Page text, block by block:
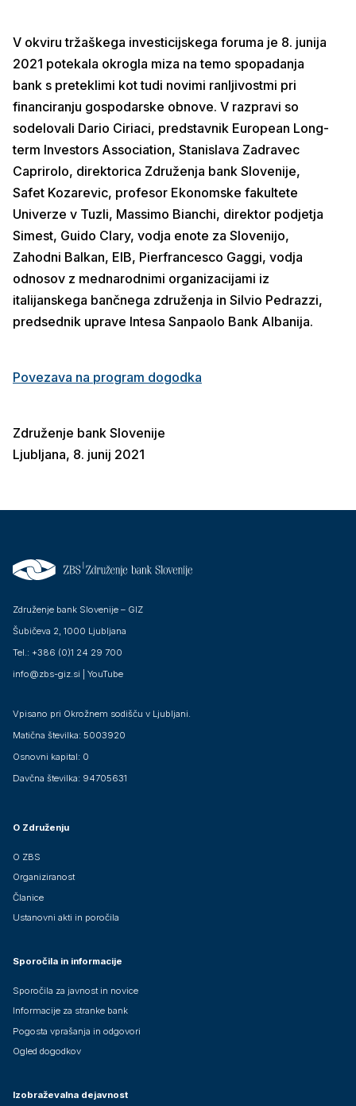
V okviru tržaškega investicijskega foruma je 8. junija
2021 potekala okrogla miza na temo spopadanja
bank s preteklimi kot tudi novimi ranljivostmi pri
financiranju gospodarske obnove. V razpravi so
sodelovali Dario Ciriaci, predstavnik European Long-
term Investors Association, Stanislava Zadravec
Caprirolo, direktorica Združenja bank Slovenije,
Safet Kozarevic, profesor Ekonomske fakultete
Univerze v Tuzli, Massimo Bianchi, direktor podjetja
Simest, Guido Clary, vodja enote za Slovenijo,
Zahodni Balkan, EIB, Pierfrancesco Gaggi, vodja
odnosov z mednarodnimi organizacijami iz
italijanskega bančnega združenja in Silvio Pedrazzi,
predsednik uprave Intesa Sanpaolo Bank Albanija.
Povezava na program dogodka
Združenje bank Slovenije
Ljubljana, 8. junij 2021
Združenje bank Slovenije – GIZ
Šubičeva 2, 1000 Ljubljana
Tel.: +386 (0)1 24 29 700
info@zbs-giz.si
YouTube
Vpisano pri Okrožnem sodišču v Ljubljani.
Matična številka: 5003920
Osnovni kapital: 0
Davčna številka: 94705631
O Združenju
O ZBS
Organiziranost
Članice
Ustanovni akti in poročila
Sporočila in informacije
Sporočila za javnost in novice
Informacije za stranke bank
Pogosta vprašanja in odgovori
Ogled dogodkov
Izobraževalna dejavnost